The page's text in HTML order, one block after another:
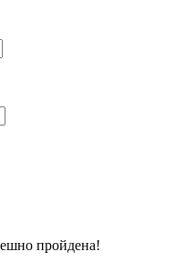
пройдена!